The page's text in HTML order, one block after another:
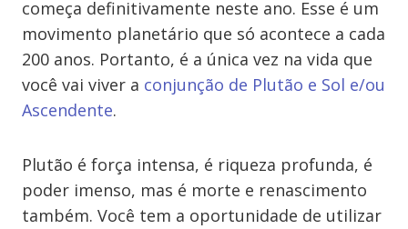
começa definitivamente neste ano. Esse é um
movimento planetário que só acontece a cada
200 anos. Portanto, é a única vez na vida que
você vai viver a conjunção de Plutão e Sol e/ou
Ascendente.
Plutão é força intensa, é riqueza profunda, é
poder imenso, mas é morte e renascimento
também. Você tem a oportunidade de utilizar